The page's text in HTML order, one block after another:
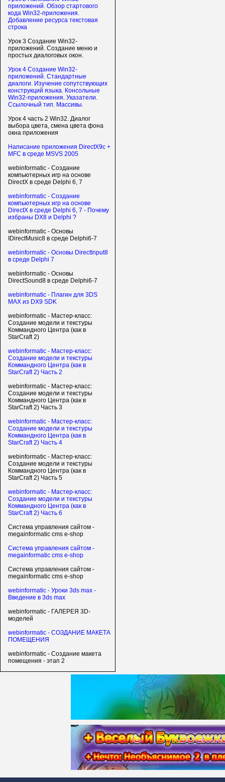
приложений. Обзор стартового
кода Win32-приложения.
Добавление ресурса текстовая
строка
Урок 3 Создание Win32-
приложений. Создание меню и
простых диалоговых окон.
Урок 4 Создание Win32-
приложений. Стандартные
диалоги. Изучение сопутствующих
конструкций языка. Консольные
Win32-приложения. Указатели.
Ссылочный тип. Массивы.
Урок 4 часть 2 Win32. Диалог
выбора цвета, смена цвета фона
окна приложения
Написание приложения DirectX9c +
MFC в среде MSVS 2005
webinformatic - Создание
компьютерных игр на основе
DirectX в среде Delphi 6, 7
webinformatic - Создание
компьютерных игр на основе
DirectX в среде Delphi 6, 7 - Почему
избраны DX8 и Delphi ?
webinformatic - Основы
IDirectMusic8 в среде Delphi6-7
webinformatic - Основы DirectInput8
в среде Delphi 7
webinformatic - Основы
DirectSound8 в среде Delphi6-7
webinformatic - Плагин для 3DS
MAX из DX9 SDK
webinformatic - Мастер-класс:
Создание модели и текстуры
Коммандного Центра (как в
StarCraft 2)
webinformatic - Мастер-класс:
Создание модели и текстуры
Коммандного Центра (как в
StarCraft 2) Часть 2
webinformatic - Мастер-класс:
Создание модели и текстуры
Коммандного Центра (как в
StarCraft 2) Часть 3
webinformatic - Мастер-класс:
Создание модели и текстуры
Коммандного Центра (как в
StarCraft 2) Часть 4
webinformatic - Мастер-класс:
Создание модели и текстуры
Коммандного Центра (как в
StarCraft 2) Часть 5
webinformatic - Мастер-класс:
Создание модели и текстуры
Коммандного Центра (как в
StarCraft 2) Часть 6
Система управления сайтом -
megainformatic cms e-shop
Система управления сайтом -
megainformatic cms e-shop
Система управления сайтом -
megainformatic cms e-shop
webinformatic - Уроки 3ds max -
Введение в 3ds max
webinformatic - ГАЛЕРЕЯ 3D-
моделей
webinformatic - СОЗДАНИЕ МАКЕТА
ПОМЕЩЕНИЯ
webinformatic - Создание макета
помещения - этап 2